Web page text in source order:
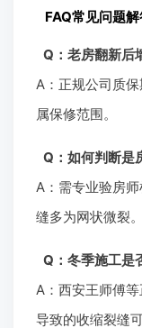
FAQ常见问题
Q：老房翻新后
A：正规公司质
属保修范围。
Q：如何判断是
A：需专业验房
缝多为网状微裂。
Q：冬季施工是
A：西安王师傅
导致的收缩裂缝可